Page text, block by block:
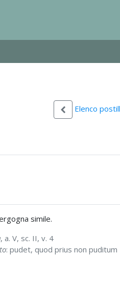
Elenco
simile.
, a. V, sc. II, v. 4
: pudet, quod prius non puditum